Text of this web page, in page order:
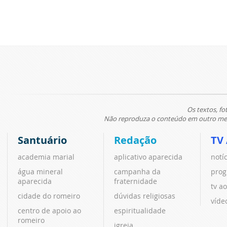
Os textos,
Não reproduza o conteúdo em outro
Santuário
academia marial
água mineral
aparecida
cidade do romeiro
centro de apoio ao
romeiro
Redação
aplicativo aparecida
campanha da
fraternidade
dúvidas religiosas
espiritualidade
igreja
tv